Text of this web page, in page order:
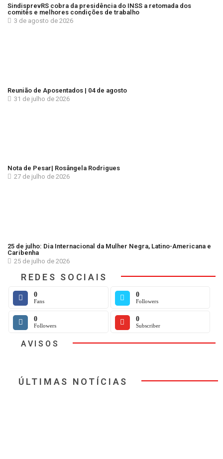
SindisprevRS cobra da presidência do INSS a retomada dos
comitês e melhores condições de trabalho
3 de agosto de 2026
Reunião de Aposentados | 04 de agosto
31 de julho de 2026
Nota de Pesar| Rosângela Rodrigues
27 de julho de 2026
25 de julho: Dia Internacional da Mulher Negra, Latino-Americana e
Caribenha
25 de julho de 2026
REDES SOCIAIS
0
Fans
0
Followers
0
Followers
0
Subscriber
AVISOS
ÚLTIMAS NOTÍCIAS